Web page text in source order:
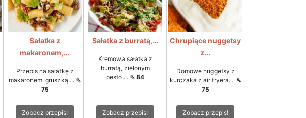
Sałatka z
makaronem,...
Przepis na sałatkę z
makaronem, gruszką,... ⇖
75
Zobacz przepis!
Sałatka z burratą,...
Kremowa sałatka z
burratą, zielonym
pesto,... ⇖ 84
Zobacz przepis!
Chrupiące nuggetsy
z...
Domowe nuggetsy z
kurczaka z air fryera.... ⇖
75
Zobacz przepis!